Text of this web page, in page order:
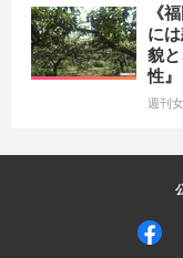
《
に
貌
性』
週刊